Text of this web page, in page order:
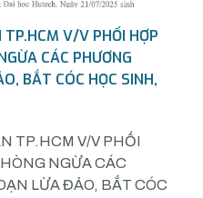
TP.HCM V/V PHỐI HỢP
CÁC PHƯƠNG
BẮT CÓC HỌC SINH,
TP.HCM V/V PHỐI
NGỪA CÁC
LỪA ĐẢO, BẮT CÓC